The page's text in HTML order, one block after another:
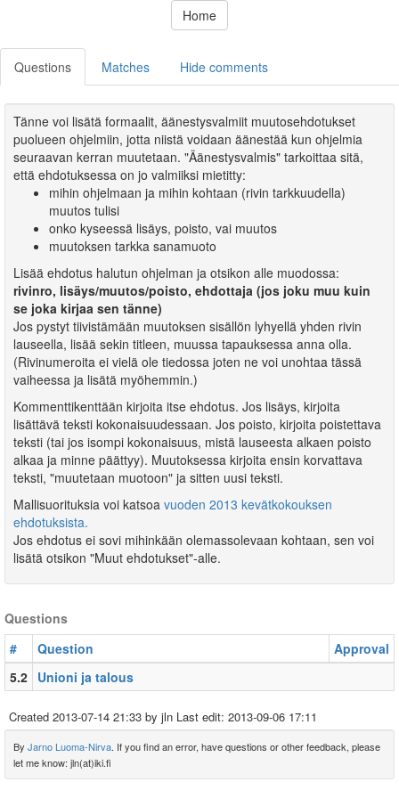
Home
Questions Matches Hide comments
Tänne voi lisätä formaalit, äänestysvalmiit muutosehdotukset
puolueen ohjelmiin, jotta niistä voidaan äänestää kun ohjelmia
seuraavan kerran muutetaan. "Äänestysvalmis" tarkoittaa sitä,
että ehdotuksessa on jo valmiiksi mietitty:
mihin ohjelmaan ja mihin kohtaan (rivin tarkkuudella)
muutos tulisi
onko kyseessä lisäys, poisto, vai muutos
muutoksen tarkka sanamuoto
Lisää ehdotus halutun ohjelman ja otsikon alle muodossa:
rivinro, lisäys/muutos/poisto, ehdottaja (jos joku muu kuin
se joka kirjaa sen tänne)
Jos pystyt tiivistämään muutoksen sisällön lyhyellä yhden rivin
lauseella, lisää sekin titleen, muussa tapauksessa anna olla.
(Rivinumeroita ei vielä ole tiedossa joten ne voi unohtaa tässä
vaiheessa ja lisätä myöhemmin.)
Kommenttikenttään kirjoita itse ehdotus. Jos lisäys, kirjoita
lisättävä teksti kokonaisuudessaan. Jos poisto, kirjoita poistettava
teksti (tai jos isompi kokonaisuus, mistä lauseesta alkaen poisto
alkaa ja minne päättyy). Muutoksessa kirjoita ensin korvattava
teksti, "muutetaan muotoon" ja sitten uusi teksti.
Mallisuorituksia voi katsoa vuoden 2013 kevätkokouksen
ehdotuksista.
Jos ehdotus ei sovi mihinkään olemassolevaan kohtaan, sen voi
lisätä otsikon "Muut ehdotukset"-alle.
Questions
#
Question
Approval
5.2 Unioni ja talous
Created 2013-07-14 21:33 by jln Last edit: 2013-09-06 17:11
By Jarno Luoma-Nirva. If you find an error, have questions or other feedback, please
let me know: jln(at)iki.fi